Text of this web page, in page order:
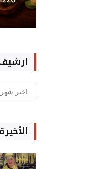
ارشيف
غربة
الأخيرة